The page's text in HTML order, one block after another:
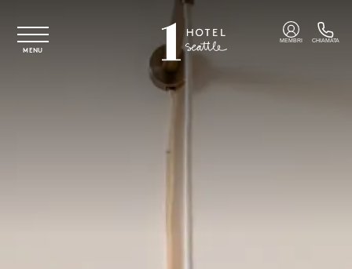
MENU
MEMBRI CHIAMATA